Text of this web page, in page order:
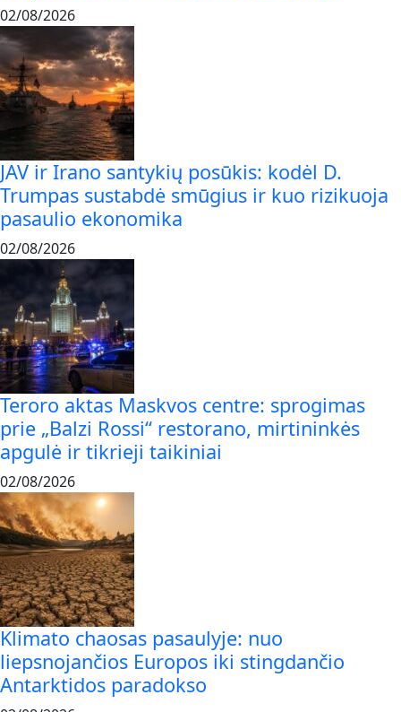
02/08/2026
JAV ir Irano santykių posūkis: kodėl D.
Trumpas sustabdė smūgius ir kuo rizikuoja
pasaulio ekonomika
02/08/2026
Teroro aktas Maskvos centre: sprogimas
prie „Balzi Rossi“ restorano, mirtininkės
apgulė ir tikrieji taikiniai
02/08/2026
Klimato chaosas pasaulyje: nuo
liepsnojančios Europos iki stingdančio
Antarktidos paradokso